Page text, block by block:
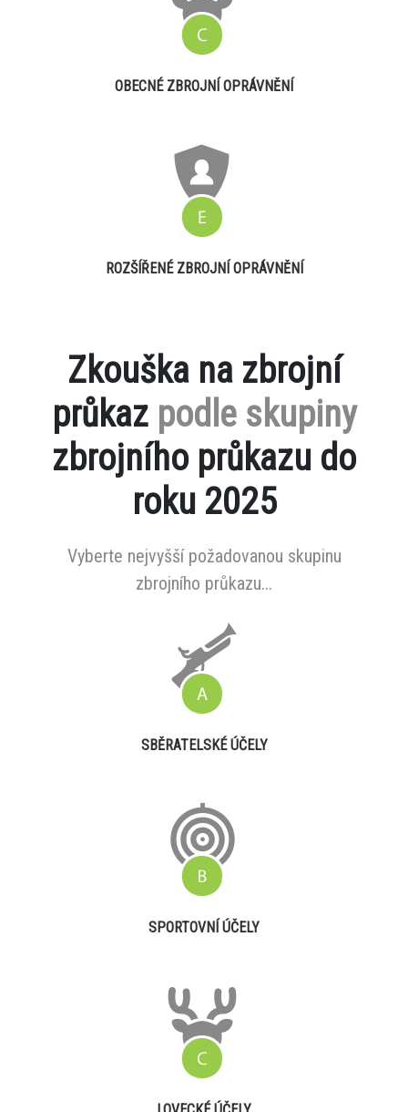
OBECNÉ ZBROJNÍ OPRÁVNĚNÍ
ROZŠÍŘENÉ ZBROJNÍ OPRÁVNĚNÍ
Zkouška na zbrojní
průkaz podle skupiny
zbrojního průkazu do
roku 2025
Vyberte nejvyšší požadovanou skupinu
zbrojního průkazu...
SBĚRATELSKÉ ÚČELY
SPORTOVNÍ ÚČELY